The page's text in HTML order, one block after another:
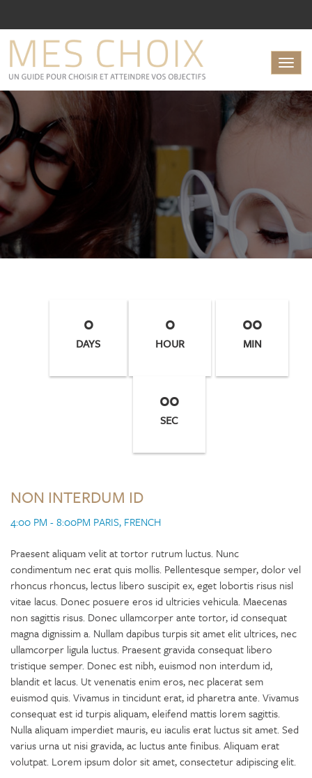
0
DAYS
0
HOUR
00
MIN
00
SEC
NON INTERDUM ID
4:00 PM - 8:00PM PARIS, FRENCH
Praesent aliquam velit at tortor rutrum luctus. Nunc
condimentum nec erat quis mollis. Pellentesque semper, dolor vel
rhoncus rhoncus, lectus libero suscipit ex, eget lobortis risus nisl
vitae lacus. Donec posuere eros id ultricies vehicula. Maecenas
non sagittis risus. Donec ullamcorper ante tortor, id consequat
magna dignissim a. Nullam dapibus turpis sit amet elit ultrices, nec
ullamcorper ligula luctus. Praesent gravida consequat libero
tristique semper. Donec est nibh, euismod non interdum id,
blandit et lacus. Ut venenatis enim eros, nec placerat sem
euismod quis. Vivamus in tincidunt erat, id pharetra ante. Vivamus
consequat est id turpis aliquam, eleifend mattis lorem sagittis.
Nulla aliquam imperdiet mauris, eu iaculis erat luctus sit amet. Sed
varius urna ut nisi gravida, ac luctus ante finibus. Aliquam erat
volutpat. Lorem ipsum dolor sit amet, consectetur adipiscing elit.